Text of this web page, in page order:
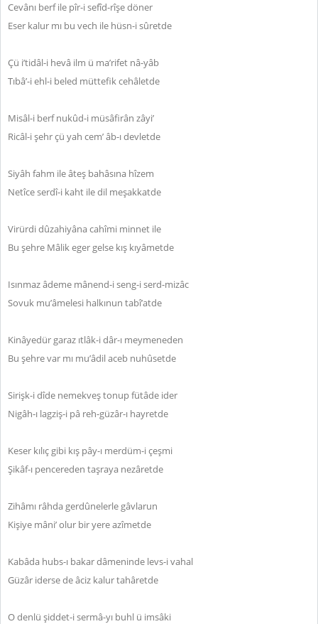
Cevânı berf ile pîr-i sefîd-rîşe döner
Eser kalur mı bu vech ile hüsn-i sûretde
Çü i’tidâl-i hevâ ilm ü ma’rifet nâ-yâb
Tıbâ’-i ehl-i beled müttefik cehâletde
Misâl-i berf nukûd-i müsâfirân zâyi’
Ricâl-i şehr çü yah cem’ âb-ı devletde
Siyâh fahm ile âteş bahâsına hîzem
Netîce serdî-i kaht ile dil meşakkatde
Virürdi dûzahiyâna cahîmi minnet ile
Bu şehre Mâlik eger gelse kış kıyâmetde
Isınmaz âdeme mânend-i seng-i serd-mizâc
Sovuk mu’âmelesi halkınun tabî’atde
Kinâyedür garaz ıtlâk-i dâr-ı meymeneden
Bu şehre var mı mu’âdil aceb nuhûsetde
Sirişk-i dîde nemekveş tonup fütâde ider
Nigâh-ı lagziş-i pâ reh-güzâr-ı hayretde
Keser kılıç gibi kış pây-ı merdüm-i çeşmi
Şikâf-ı pencereden taşraya nezâretde
Zihâmı râhda gerdûnelerle gâvlarun
Kişiye mâni’ olur bir yere azîmetde
Kabâda hubs-ı bakar dâmeninde levs-i vahal
Güzâr iderse de âciz kalur tahâretde
O denlü şiddet-i sermâ-yı buhl ü imsâki